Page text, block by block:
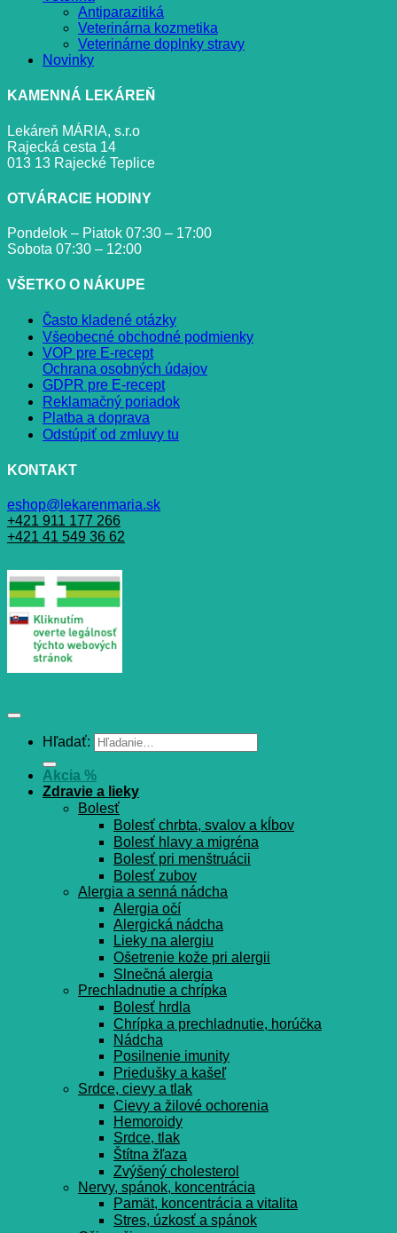
Antiparazitiká
Veterinárna kozmetika
Veterinárne doplnky stravy
Novinky
KAMENNÁ LEKÁREŇ
Lekáreň MÁRIA, s.r.o
Rajecká cesta 14
013 13 Rajecké Teplice
OTVÁRACIE HODINY
Pondelok – Piatok 07:30 – 17:00
Sobota 07:30 – 12:00
VŠETKO O NÁKUPE
Často kladené otázky
Všeobecné obchodné podmienky
VOP pre E-recept
Ochrana osobných údajov
GDPR pre E-recept
Reklamačný poriadok
Platba a doprava
Odstúpiť od zmluvy tu
KONTAKT
eshop@lekarenmaria.sk
+421 911 177 266
+421 41 549 36 62
Hľadať:
Akcia %
Zdravie a lieky
Bolesť
Bolesť chrbta, svalov a kĺbov
Bolesť hlavy a migréna
Bolesť pri menštruácii
Bolesť zubov
Alergia a senná nádcha
Alergia očí
Alergická nádcha
Lieky na alergiu
Ošetrenie kože pri alergii
Slnečná alergia
Prechladnutie a chrípka
Bolesť hrdla
Chrípka a prechladnutie, horúčka
Nádcha
Posilnenie imunity
Priedušky a kašeľ
Srdce, cievy a tlak
Cievy a žilové ochorenia
Hemoroidy
Srdce, tlak
Štítna žľaza
Zvýšený cholesterol
Nervy, spánok, koncentrácia
Pamät, koncentrácia a vitalita
Stres, úzkosť a spánok